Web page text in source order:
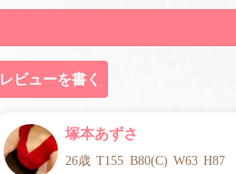
レビューを書く
塚本あずさ
26歳 T155 B80(C) W63 H87